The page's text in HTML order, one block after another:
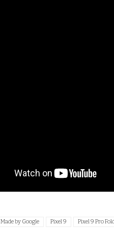
Made by Google Pixel 9 Pixel 9 Pro